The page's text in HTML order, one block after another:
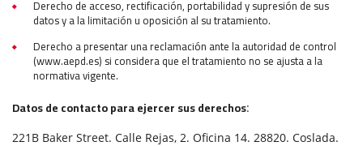
Derecho de acceso, rectificación, portabilidad y supresión de sus
datos y a la limitación u oposición al su tratamiento.
Derecho a presentar una reclamación ante la autoridad de control
(www.aepd.es) si considera que el tratamiento no se ajusta a la
normativa vigente.
Datos de contacto para ejercer sus derechos:
221B Baker Street. Calle Rejas, 2. Oficina 14. 28820. Coslada.